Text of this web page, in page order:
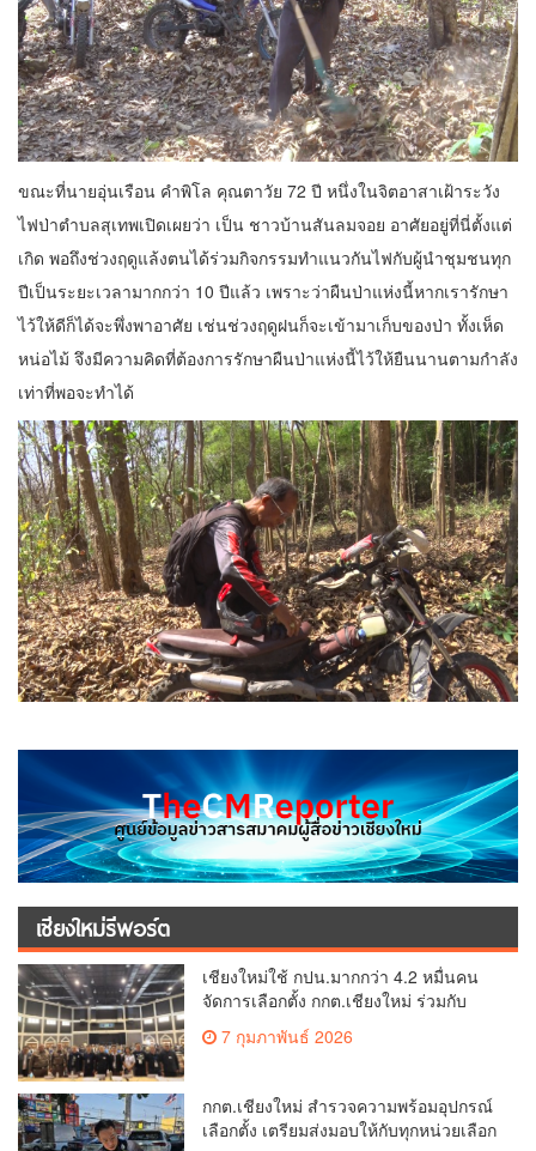
ขณะที่นายอุ่นเรือน คำพิโล คุณตาวัย 72 ปี หนึ่งในจิตอาสาเฝ้าระวัง
ไฟป่าตำบลสุเทพเปิดเผยว่า เป็น ชาวบ้านสันลมจอย อาศัยอยู่ที่นี่ตั้งแต่
เกิด พอถึงช่วงฤดูแล้งตนได้ร่วมกิจกรรมทำแนวกันไฟกับผู้นำชุมชนทุก
ปีเป็นระยะเวลามากกว่า 10 ปีแล้ว เพราะว่าผืนป่าแห่งนี้หากเรารักษา
ไว้ให้ดีก็ได้จะพึ่งพาอาศัย เช่นช่วงฤดูฝนก็จะเข้ามาเก็บของป่า ทั้งเห็ด
หน่อไม้ จึงมีความคิดที่ต้องการรักษาผืนป่าแห่งนี้ไว้ให้ยืนนานตามกำลัง
เท่าที่พอจะทำได้
เชียงใหม่รีพอร์ต
เชียงใหม่ใช้ กปน.มากกว่า 4.2 หมื่นคน
จัดการเลือกตั้ง กกต.เชียงใหม่ ร่วมกับ
นายอำเภอหางดง ตรวจความเรียบร้อย
การมอบอุปกรณ์ บัตรเลือกตั้ง/ออกเสียง
7 กุมภาพันธ์ 2026
กกต.เชียงใหม่ สำรวจความพร้อมอุปกรณ์
เลือกตั้ง เตรียมส่งมอบให้กับทุกหน่วยเลือก